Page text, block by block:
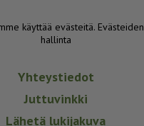
käyttää evästeitä. Evästeiden
hallinta
Yhteystiedot
Juttuvinkki
Lähetä lukijakuva